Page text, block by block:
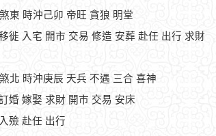
東 時沖己卯 帝旺 貪狼 明堂
徙 入宅 開市 交易 修造 安葬 赴任 出行 求財
北 時沖庚辰 天兵 不遇 三合 喜神
婚 嫁娶 求財 開市 交易 安床
殮 赴任 出行